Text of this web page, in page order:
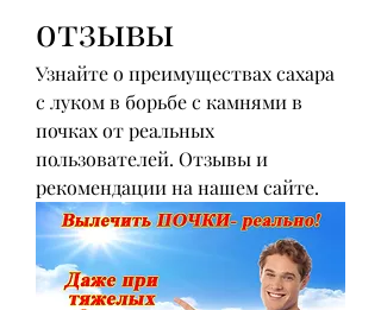
отзывы
Узнайте о преимуществах сахара
с луком в борьбе с камнями в
почках от реальных
пользователей. Отзывы и
рекомендации на нашем сайте.